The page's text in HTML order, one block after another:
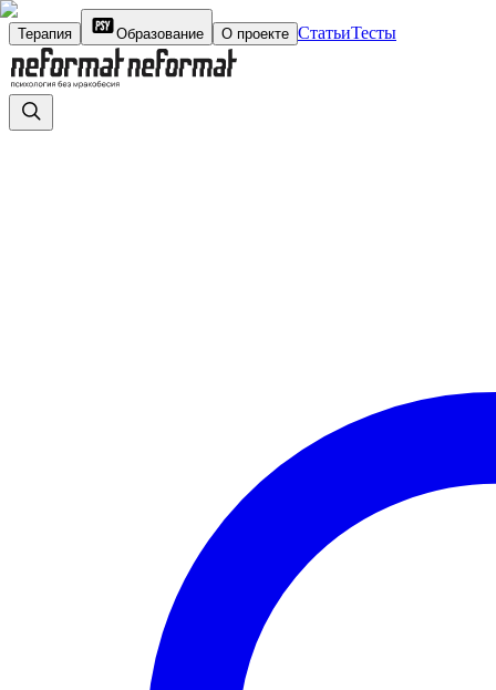
Терапия Образование О проекте СтатьиТесты